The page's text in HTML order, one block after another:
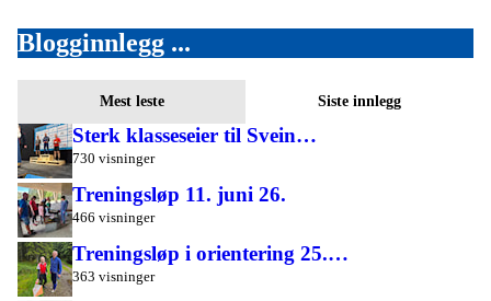
Blogginnlegg ...
Mest leste Siste innlegg
Sterk klasseseier til Svein…
730 visninger
Treningsløp 11. juni 26.
466 visninger
Treningsløp i orientering 25.…
363 visninger